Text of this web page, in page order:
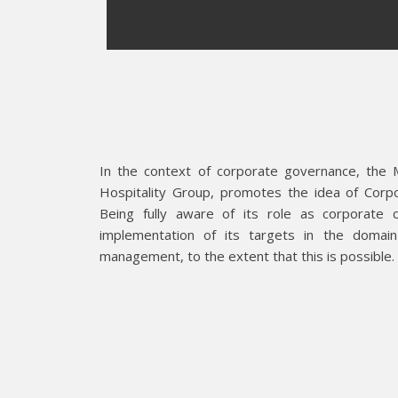
In the context of corporate governance, the
Hospitality Group, promotes the idea of
Being fully aware of its role as corporate
implementation of its targets in the
management, to the extent that this is possible.